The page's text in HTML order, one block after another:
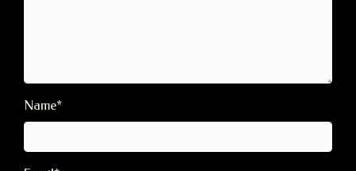
Name*